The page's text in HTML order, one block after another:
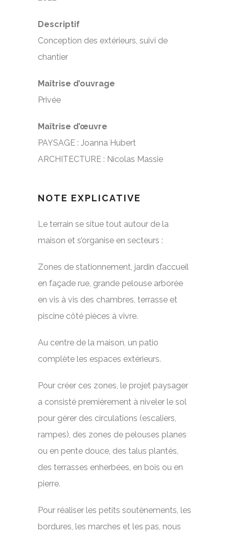
Descriptif
Conception des extérieurs, suivi de
chantier
Maîtrise d’ouvrage
Privée
Maîtrise d’œuvre
PAYSAGE : Joanna Hubert
ARCHITECTURE : Nicolas Massie
NOTE EXPLICATIVE
Le terrain se situe tout autour de la
maison et s’organise en secteurs :
Zones de stationnement, jardin d’accueil
en façade rue, grande pelouse arborée
en vis à vis des chambres, terrasse et
piscine côté pièces à vivre.
Au centre de la maison, un patio
complète les espaces extérieurs.
Pour créer ces zones, le projet paysager
a consisté premièrement à niveler le sol
pour gérer des circulations (escaliers,
rampes), des zones de pelouses planes
ou en pente douce, des talus plantés,
des terrasses enherbées, en bois ou en
pierre.
Pour réaliser les petits soutènements, les
bordures, les marches et les pas, nous